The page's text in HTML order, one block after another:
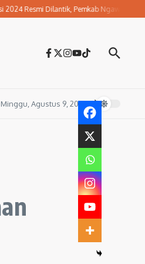
Resmi Dilantik, Pemkab Ngawi Perkuat
Minggu, Agustus 9, 2026